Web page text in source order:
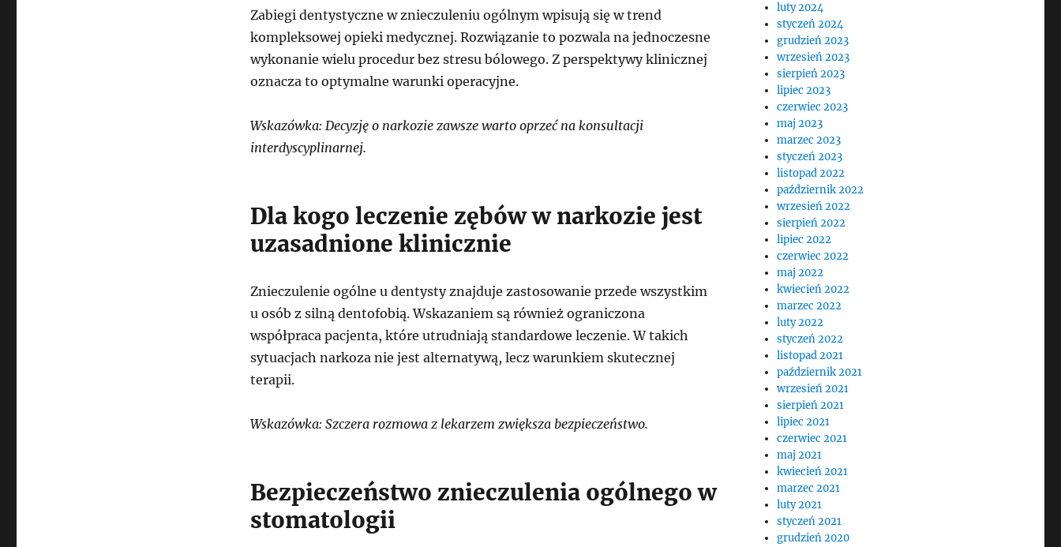
Zabiegi dentystyczne w znieczuleniu ogólnym wpisują się w trend
kompleksowej opieki medycznej. Rozwiązanie to pozwala na jednoczesne
wykonanie wielu procedur bez stresu bólowego. Z perspektywy klinicznej
oznacza to optymalne warunki operacyjne.
Wskazówka: Decyzję o narkozie zawsze warto oprzeć na konsultacji
interdyscyplinarnej.
Dla kogo leczenie zębów w narkozie jest
uzasadnione klinicznie
Znieczulenie ogólne u dentysty znajduje zastosowanie przede wszystkim
u osób z silną dentofobią. Wskazaniem są również ograniczona
współpraca pacjenta, które utrudniają standardowe leczenie. W takich
sytuacjach narkoza nie jest alternatywą, lecz warunkiem skutecznej
terapii.
Wskazówka: Szczera rozmowa z lekarzem zwiększa bezpieczeństwo.
Bezpieczeństwo znieczulenia ogólnego w
stomatologii
luty 2024
styczeń 2024
grudzień 2023
wrzesień 2023
sierpień 2023
lipiec 2023
czerwiec 2023
maj 2023
marzec 2023
styczeń 2023
listopad 2022
październik 2022
wrzesień 2022
sierpień 2022
lipiec 2022
czerwiec 2022
maj 2022
kwiecień 2022
marzec 2022
luty 2022
styczeń 2022
listopad 2021
październik 2021
wrzesień 2021
sierpień 2021
lipiec 2021
czerwiec 2021
maj 2021
kwiecień 2021
marzec 2021
luty 2021
styczeń 2021
grudzień 2020